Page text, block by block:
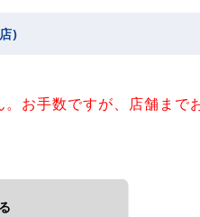
)
お手数ですが、店舗まで